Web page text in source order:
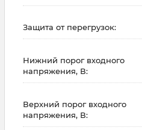
Защита от перегрузок:
Нижний порог входного
напряжения, В:
Верхний порог входного
напряжения, В: